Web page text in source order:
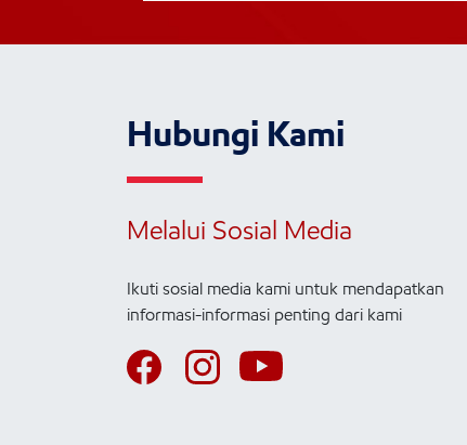
Hubungi Kami
Melalui Sosial Media
Ikuti sosial media kami untuk mendapatkan
informasi-informasi penting dari kami